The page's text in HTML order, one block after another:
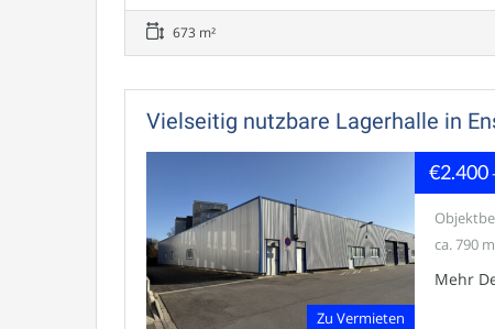
673 m²
Vielseitig nutzbare Lagerhalle in
Zu Vermieten
€2.400
ca. 790
Mehr